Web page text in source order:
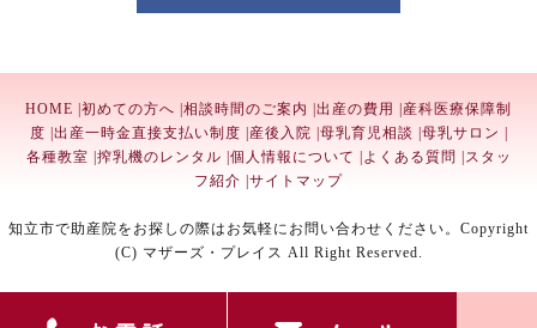
HOME |初めての方へ |相談時間のご案内 |出産の費用 |産科医療保障制
度 |出産一時金直接支払い制度 |産後入院 |母乳育児相談 |母乳サロン |
各種教室 |搾乳機のレンタル |個人情報について |よくある質問 |スタッ
フ紹介 |サイトマップ
知立市で助産院をお探しの際はお気軽にお問い合わせください。Copyright
(C) マザーズ・プレイス All Right Reserved.